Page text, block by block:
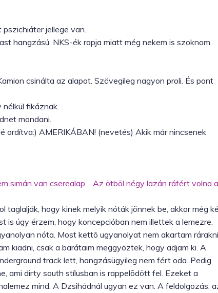
jellege van.
hangzású, NKS-ék rapja miatt még nekem is szoknom
csinálta az alapot. Szövegileg nagyon proli. És pont
fikáznak.
mondani.
ordítva:) AMERIKÁBAN! (nevetés) Akik már nincsenek
simán van cserealap… Az ötbõl négy lazán ráfért volna a
taglalják, hogy kinek melyik nóták jönnek be, akkor még
úgy érzem, hogy koncepcióban nem illettek a lemezre.
nóta. Most kettõ ugyanolyat nem akartam
kiadni, csak a barátaim meggyõztek, hogy adjam ki. A
track lett, hangzásügyileg nem fért oda. Pedig
ami dirty south stílusban is rappelõdött fel. Ezeket a
mind. A Dzsihádnál ugyan ez van. A feldolgozás,